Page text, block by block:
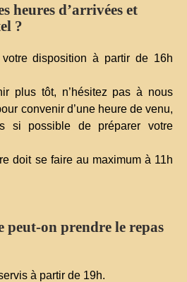
heures d’arrivées et
?
disposition à partir de 16h
plus tôt, n’hésitez pas à nous
convenir d’une heure de venu,
si possible de préparer votre
doit se faire au maximum à 11h
peut-on prendre le repas
à partir de 19h.